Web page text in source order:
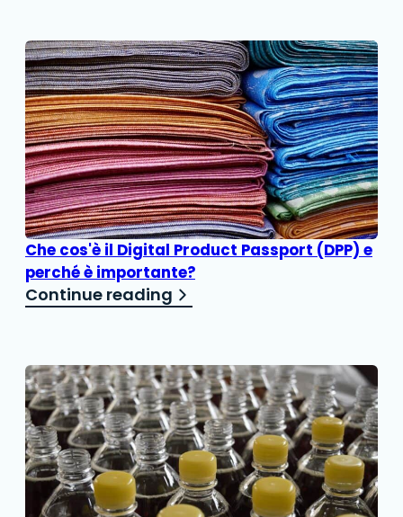
Che cos'è il Digital Product Passport (DPP) e
perché è importante?
Continue reading